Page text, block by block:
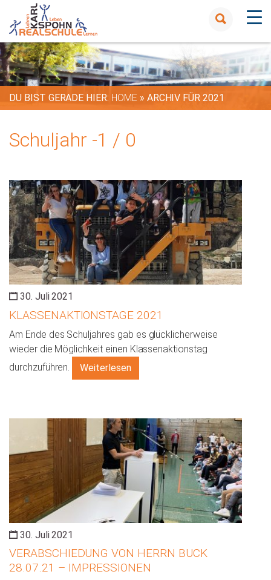
DU BIST GERADE HIER: HOME » ARCHIV FÜR 2021
Schuljahr -1 / 0
30. Juli 2021
KLASSENAKTIONSTAGE 2021
Am Ende des Schuljahres gab es glücklicherweise
wieder die Möglichkeit einen Klassenaktionstag
durchzuführen.
Weiterlesen
30. Juli 2021
VERABSCHIEDUNG VON HERRN BUCK
28.07.21 – IMPRESSIONEN